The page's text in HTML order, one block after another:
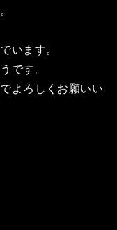
います。
です。
よろしくお願いい